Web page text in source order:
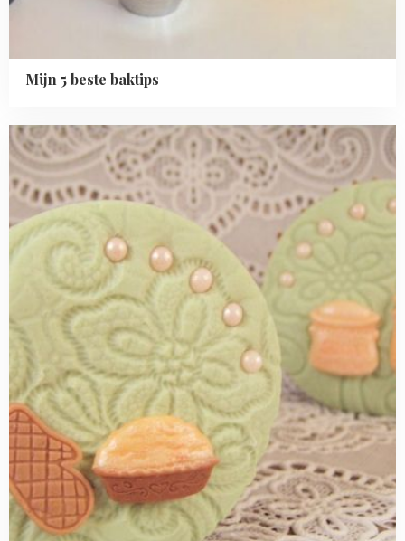
Mijn 5 beste baktips
Read
more
about
Vintage
baking